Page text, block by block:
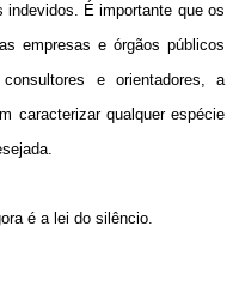
É importante que os
empresas e órgãos públicos
e orientadores, a
caracterizar qualquer espécie
é a lei do silêncio.